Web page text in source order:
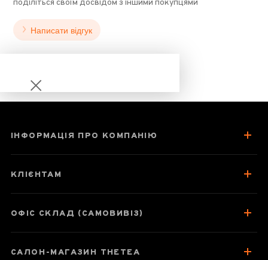
поділіться своїм досвідом з іншими покупцями
Написати відгук
Чахай 250 мл
Паспорт товару
ІНФОРМАЦІЯ ПРО КОМПАНІЮ
КЛІЄНТАМ
ОФІС СКЛАД (САМОВИВІЗ)
САЛОН-МАГАЗИН THETEA